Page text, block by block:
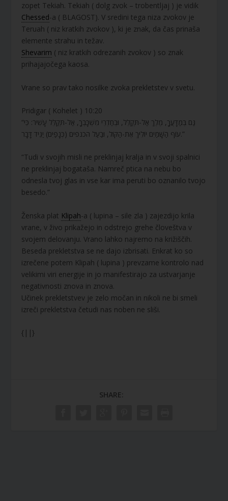
zopet Tekiah. Tekiah ( dolg zvok – trobentljaj ) je vidik
Chessed-a ( BLAGOST). V sredini tega niza zvokov je
Teruah ( niz kratkih zvokov ), ki je znak, da čas prinaša
elemente strahu in težav.
Shevarim ( niz kratkih odrezanih zvokov ) so znak
prihajajočega kaosa.
Vrane so prav tako nosilke zvoka prekletstev v svetu.
Pridigar ( Kohelet ) 10:20
“גַּם בְּמַדָּעֲךָ, מֶלֶךְ אַל-תְּקַלֵּל, וּבְחַדְרֵי מִשְׁכָּבְךָ, אַל-תְּקַלֵּל עָשִׁיר: כִּי
עוֹף הַשָּׁמַיִם יוֹלִיךְ אֶת-הַקּוֹל, וּבַעַל הכנפים (כְּנָפַיִם) יַגֵּיד דָּבָר.”
“Tudi v svojih misli ne preklinjaj kralja in v svoji spalnici
ne preklinjaj bogataša. Namreč ptica na nebu bo
odnesla tvoj glas in vse kar ima peruti bo oznanilo tvojo
besedo.”
Ženska plat Klipah-a ( lupina – sile zla ) zajezdijo krila
vrane, v živo prikažejo in odstrejo grehe človeštva v
svojem delovanju. Vrano lahko najremo na križiščih.
Beseda prekletstva se ne dajo izbrisati. Enkrat ko so
izrečene potem Klipah ( lupina ) prevzame kontrolo nad
velikimi viri energije in jo manifestirajo za ustvarjanje
negativnosti znova in znova.
Učinek prekletstvev je zelo močan in nikoli ne bi smeli
izreči prekletstva četudi nas noben ne sliši.
{||}
SHARE: